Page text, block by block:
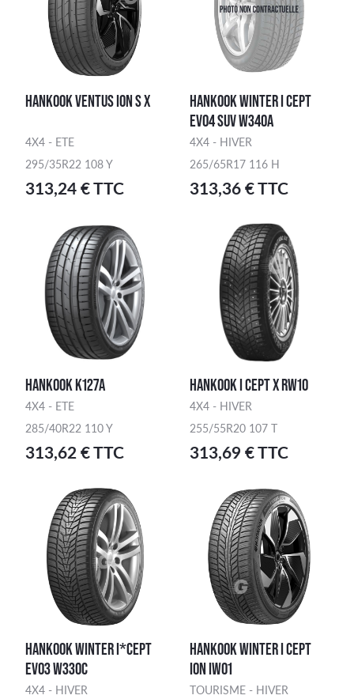
HANKOOK VENTUS ION S X
4X4 - ETE
295/35R22 108 Y
313,24 € TTC
HANKOOK WINTER I CEPT
EVO4 SUV W340A
4X4 - HIVER
265/65R17 116 H
313,36 € TTC
HANKOOK K127A
4X4 - ETE
285/40R22 110 Y
313,62 € TTC
HANKOOK I CEPT X RW10
4X4 - HIVER
255/55R20 107 T
313,69 € TTC
HANKOOK WINTER I*CEPT
EVO3 W330C
4X4 - HIVER
HANKOOK WINTER I CEPT
ION IW01
TOURISME - HIVER